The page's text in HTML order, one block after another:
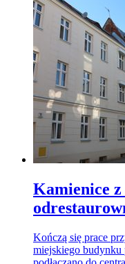
Kamienice
Kończą się prace
miejskiego budynku